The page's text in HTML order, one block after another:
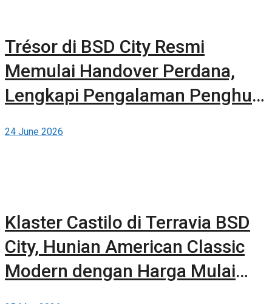
Trésor di BSD City Resmi
Memulai Handover Perdana,
Lengkapi Pengalaman Penghuni
24 June 2026
Klaster Castilo di Terravia BSD
City, Hunian American Classic
Modern dengan Harga Mulai